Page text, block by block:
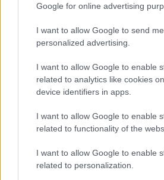
Google for online advertising
I want to allow Google to send me
personalized advertising.
I want to allow Google to enable
related to analytics like cookies
device identifiers in apps.
I want to allow Google to enable
related to functionality of the
I want to allow Google to enable
related to personalization.
«Αραπίνες / Νύχτες μαγικές» –
Στέλιος Καζαντζίδης
«Αυτή είναι η τσιγγάνα» – Σοφία
«Τσιγγάνα δώσ’ μου βοτάνι» –
Άλλαξαν οι εποχές, άλλαξε και
Τα τραγούδια αυτά δεν
μνήμη. Κουβαλούν την εποχή
τις λέξεις της, τα αστεία της,
βεβαιότητές της. Κάποια